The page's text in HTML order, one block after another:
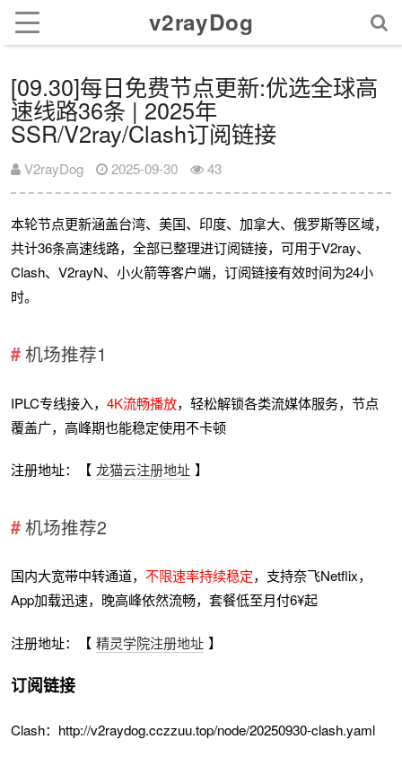
v2rayDog
[09.30]每日免费节点更新:优选全球高
速线路36条 | 2025年
SSR/V2ray/Clash订阅链接
V2rayDog 2025-09-30 43
本轮节点更新涵盖台湾、美国、印度、加拿大、俄罗斯等区域，
共计36条高速线路，全部已整理进订阅链接，可用于V2ray、
Clash、V2rayN、小火箭等客户端，订阅链接有效时间为24小
时。
机场推荐1
IPLC专线接入，4K流畅播放，轻松解锁各类流媒体服务，节点
覆盖广，高峰期也能稳定使用不卡顿
注册地址：【 龙猫云注册地址 】
机场推荐2
国内大宽带中转通道，不限速率持续稳定，支持奈飞Netflix，
App加载迅速，晚高峰依然流畅，套餐低至月付6¥起
注册地址：【 精灵学院注册地址 】
订阅链接
Clash：http://v2raydog.cczzuu.top/node/20250930-clash.yaml